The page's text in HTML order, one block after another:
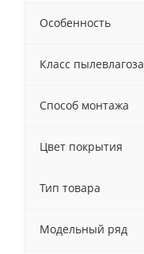
Особенность
Класс
Способ монтажа
Цвет покрытия
Тип товара
Модельный ряд